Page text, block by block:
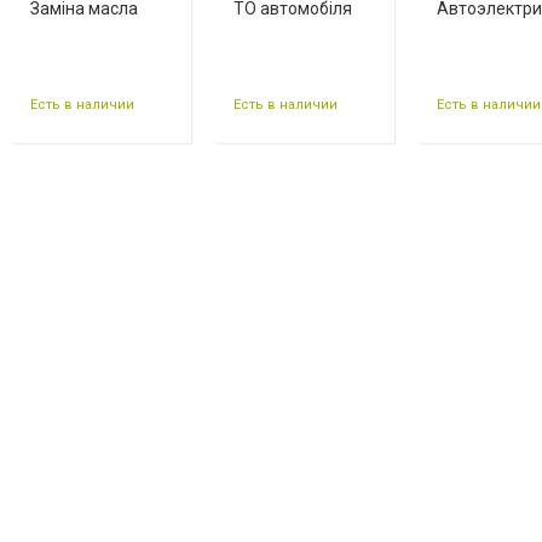
Заміна масла
Есть в наличии
ТО автомобіля
Есть в наличии Есть в наличии